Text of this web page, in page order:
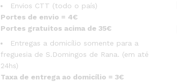
Envios CTT (todo o país)
Portes de envio = 4€
Portes gratuitos acima de 35€
Entregas a domicílio somente para a
freguesia de S.Domingos de Rana. (em até
24hs)
Taxa de entrega ao domicílio = 3€